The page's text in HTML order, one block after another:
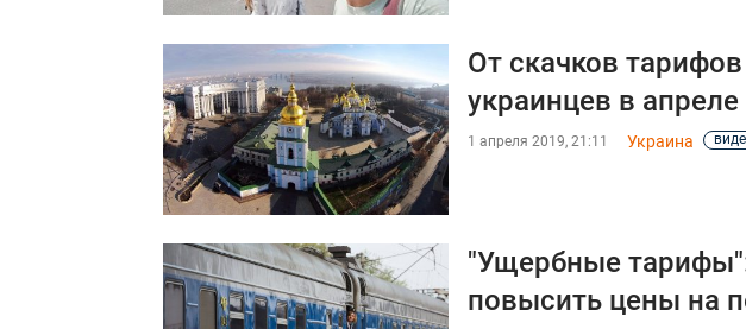
От скачков
украинцев в апреле
1 апреля 2019, 21:11 Украина
"Ущербные
повысить цены на